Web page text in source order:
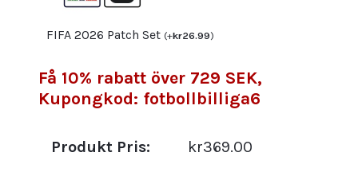
FIFA 2026 Patch Set (+kr26.99)
Få 10% rabatt över 729 SEK,
Kupongkod: fotbollbilliga6
Produkt Pris: kr369.00